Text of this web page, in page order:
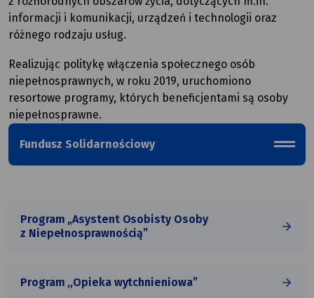
informacji i komunikacji, urządzeń i technologii oraz
różnego rodzaju usług.
Realizując politykę włączenia społecznego osób
niepełnosprawnych, w roku 2019, uruchomiono
resortowe programy, których beneficjentami są osoby
niepełnosprawne.
Fundusz Solidarnościowy
Program „Asystent Osobisty Osoby
z Niepełnosprawnością”
Program ,,Opieka wytchnieniowa”